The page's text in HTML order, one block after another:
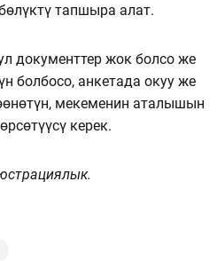
тапшыра алат.
документтер жок болсо же
болбосо, анкетада окуу же
мекеменин аталышын
керек.